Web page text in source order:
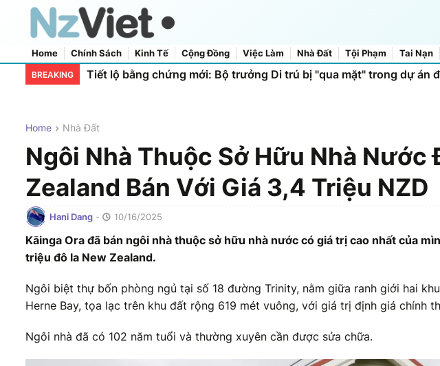
Home Chính Sách Kinh Tế Cộng Đồng Việc Làm Nhà Đất Tội Phạm Tai Nạn
Home About Us
Contact Us
BREAKING
Tiết lộ bằng chứng mới: Bộ trưởng Di trú bị "qua mặt" trong dự án
Home Nhà Đất
Ngôi Nhà Thuộc Sở Hữu Nhà Nước
Zealand Bán Với Giá 3,4 Triệu NZD
Hani Dang - 10/16/2025
Kāinga Ora đã bán ngôi nhà thuộc sở hữu nhà nước có giá trị cao nhất của
triệu đô la New Zealand.
Ngôi biệt thự bốn phòng ngủ tại số 18 đường Trinity, nằm giữa ranh giới hai
Herne Bay, tọa lạc trên khu đất rộng 619 mét vuông, với giá trị định giá chính
Ngôi nhà đã có 102 năm tuổi và thường xuyên cần được sửa chữa.